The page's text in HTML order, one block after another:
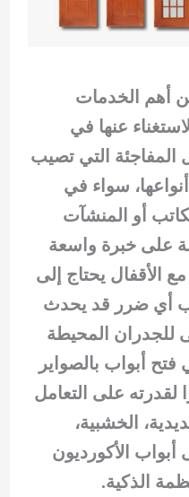
أهم الخدمات
عنها في
المفاجئة التي تصيب
سواء في
أو المنشآت
على خبرة واسعة
الأقفال يحتاج إلى
أي ضرر قد يحدث
للجدران المحيطة
أبواب بالصواير
لقدرته على التعامل
الخشبية،
أبواب الأكورديون
الذكية.